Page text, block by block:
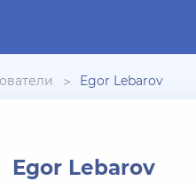
Egor Lebarov
Egor Lebarov